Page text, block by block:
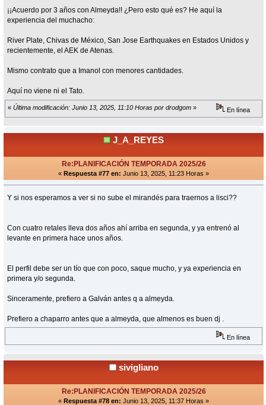
¡¡Acuerdo por 3 años con Almeyda!! ¿Pero esto qué es? He aquí la
experiencia del muchacho:
River Plate, Chivas de México, San Jose Earthquakes en Estados Unidos y
recientemente, el AEK de Atenas.
Mismo contrato que a Imanol con menores cantidades.
Aquí no viene ni el Tato.
« Última modificación: Junio 13, 2025, 11:10 Horas por drodgom » En línea
J_A_REYES
Re:PLANIFICACIÓN TEMPORADA 2025/26
« Respuesta #77 en: Junio 13, 2025, 11:23 Horas »
Y si nos esperamos a ver si no sube el mirandés para traernos a lisci??
Con cuatro retales lleva dos años ahí arriba en segunda, y ya entrenó al
levante en primera hace unos años.
El perfil debe ser un tío que con poco, saque mucho, y ya experiencia en
primera y/o segunda.
Sinceramente, prefiero a Galván antes q a almeyda.
Prefiero a chaparro antes que a almeyda, que almenos es buen dj .
En línea
sivigliano
Re:PLANIFICACIÓN TEMPORADA 2025/26
« Respuesta #78 en: Junio 13, 2025, 11:37 Horas »